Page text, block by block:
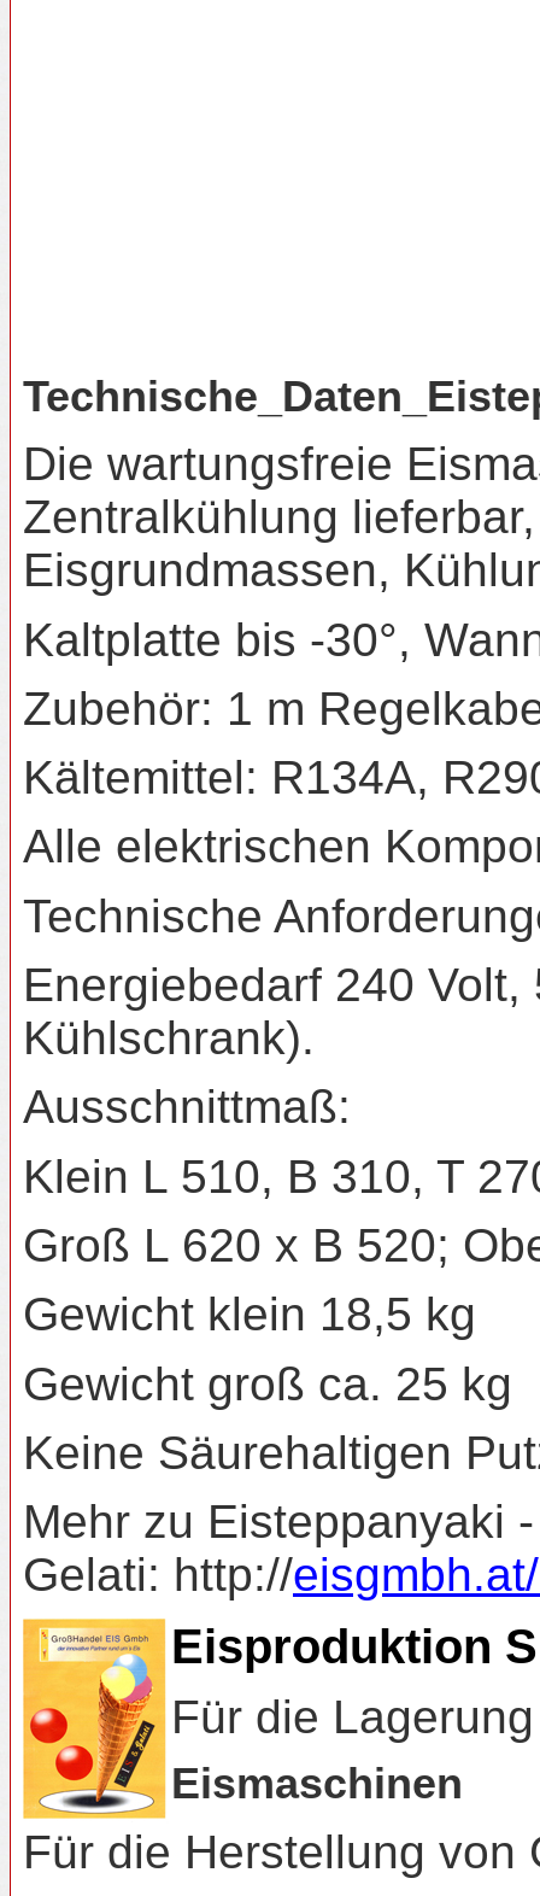
Die wartungsfreie
Zentralkühlung
Eisgrundmassen,
Kaltplatte bis -30°,
Zubehör: 1 m
Kältemittel: R134A,
Alle elektrischen
Technische
Energiebedarf 240
Kühlschrank).
Ausschnittmaß:
Klein L 510, B 310, T
Groß L 620 x B 520;
Gewicht klein 18,5 kg
Gewicht groß ca. 25 kg
Keine Säurehaltigen
Mehr zu Eisteppanyaki
Gelati: http://
Eisproduktion
Für die
Eismaschinen
Für die Herstellung von